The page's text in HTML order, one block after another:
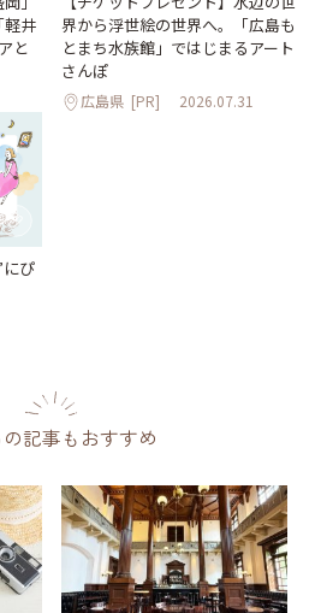
軽井
と
界から浮世絵の世界へ。「広島も
とまち水族館」ではじまるアート
さんぽ
広島県 [PR] 2026.07.31
にぴ
記事もおすすめ